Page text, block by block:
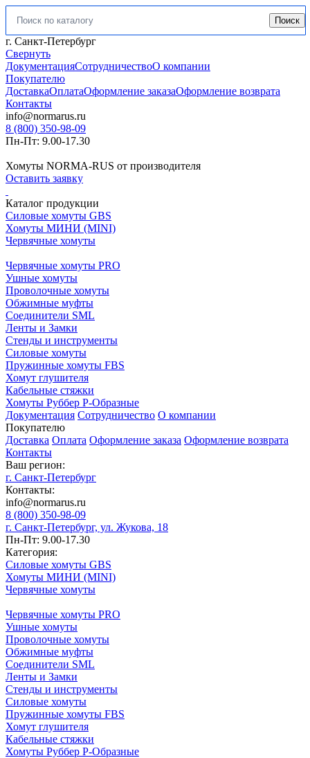
Искать: Поиск
г. Санкт-Петербург
Свернуть
ДокументацияСотрудничествоО компании
Покупателю
ДоставкаОплатаОформление заказаОформление возврата
Контакты
info@normarus.ru
8 (800) 350-98-09
Пн-Пт: 9.00-17.30
Хомуты NORMA-RUS от производителя
Оставить заявку
Каталог продукции
Силовые хомуты GBS
Хомуты МИНИ (MINI)
Червячные хомуты
Червячные хомуты PRO
Ушные хомуты
Проволочные хомуты
Обжимные муфты
Соединители SML
Ленты и Замки
Стенды и инструменты
Силовые хомуты
Пружинные хомуты FBS
Хомут глушителя
Кабельные стяжки
Хомуты Руббер Р-Образные
Документация Сотрудничество О компании
Покупателю
Доставка Оплата Оформление заказа Оформление возврата
Контакты
Ваш регион:
г. Санкт-Петербург
Контакты:
info@normarus.ru
8 (800) 350-98-09
г. Санкт-Петербург, ул. Жукова, 18
Пн-Пт: 9.00-17.30
Категория:
Силовые хомуты GBS
Хомуты МИНИ (MINI)
Червячные хомуты
Червячные хомуты PRO
Ушные хомуты
Проволочные хомуты
Обжимные муфты
Соединители SML
Ленты и Замки
Стенды и инструменты
Силовые хомуты
Пружинные хомуты FBS
Хомут глушителя
Кабельные стяжки
Хомуты Руббер Р-Образные